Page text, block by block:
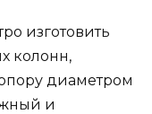
изготовить
колонн,
диаметром
и